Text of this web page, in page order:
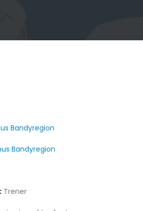
Bandyregion
Bandyregion
Trener